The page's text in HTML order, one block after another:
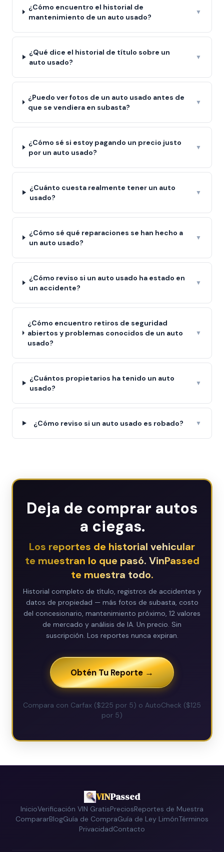
¿Cómo encuentro el historial de
mantenimiento de un auto usado?
▼
¿Qué dice el historial de título sobre un
auto usado?
▼
¿Puedo ver fotos de un auto usado antes de
que se vendiera en subasta?
▼
¿Cómo sé si estoy pagando un precio justo
por un auto usado?
▼
¿Cuánto cuesta realmente tener un auto
usado?
▼
¿Cómo sé qué reparaciones se han hecho a
un auto usado?
▼
¿Cómo reviso si un auto usado ha estado en
un accidente?
▼
¿Cómo encuentro retiros de seguridad
abiertos y problemas conocidos de un auto
usado?
▼
¿Cuántos propietarios ha tenido un auto
usado?
▼
¿Cómo reviso si un auto usado es robado? ▼
Deja de comprar autos
a ciegas.
Los reportes de historial vehicular
te muestran lo que pasó. VinPassed
te muestra todo.
Historial completo de título, registros de accidentes y
datos de propiedad — más fotos de subasta, costo
del concesionario, mantenimiento próximo, 12 valores
de mercado y análisis de IA. Un precio. Sin
suscripción. Los reportes nunca expiran.
Obtén Tu Reporte →
Compara con Carfax ($225 por 5) o AutoCheck ($125
por 5)
VINPassed
InicioVerificación VIN GratisPreciosReportes de Muestra
CompararBlogGuía de CompraGuía de Ley LimónTérminos
PrivacidadContacto